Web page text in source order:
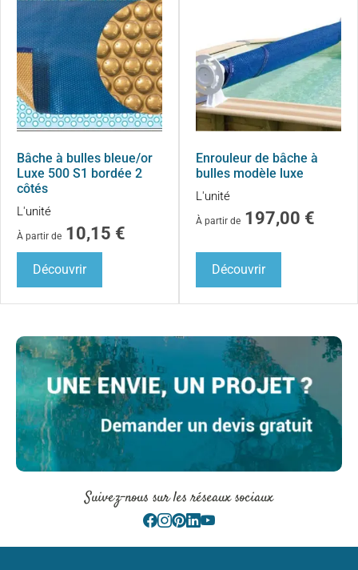
Bâche à bulles bleue/or
Luxe 500 S1 bordée 2
côtés
L'unité
À partir de 10,15 €
Découvrir
Enrouleur de bâche à
bulles modèle luxe
L'unité
À partir de 197,00 €
Découvrir
Suivez-nous sur les réseaux sociaux